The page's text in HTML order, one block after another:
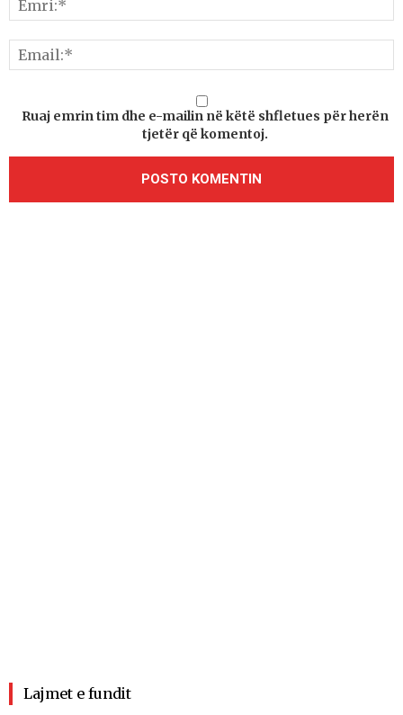
Ruaj emrin tim dhe e-mailin në këtë shfletues për herën
tjetër që komentoj.
Lajmet e fundit